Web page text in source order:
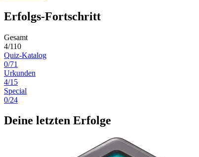
Erfolgs-Fortschritt
Gesamt
4/110
Quiz-Katalog
0/71
Urkunden
4/15
Special
0/24
Deine letzten Erfolge